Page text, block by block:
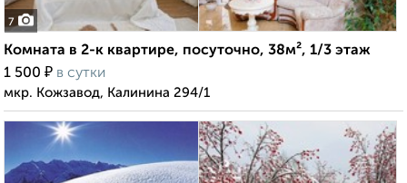
7
Комната в 2-к квартире, посуточно, 38м², 1/3 этаж
1 500 ₽ в сутки
мкр. Кожзавод, Калинина 294/1